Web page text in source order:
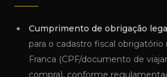
Cumprimento de obrigação
para o cadastro fiscal obrigatório
Franca (CPF/documento de
compra), conforme